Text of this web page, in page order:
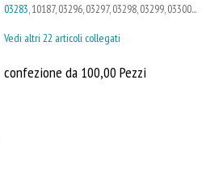
03283, 10187, 03296, 03297, 03298, 03299, 03300...
Vedi altri 22 articoli collegati
confezione da 100,00 Pezzi